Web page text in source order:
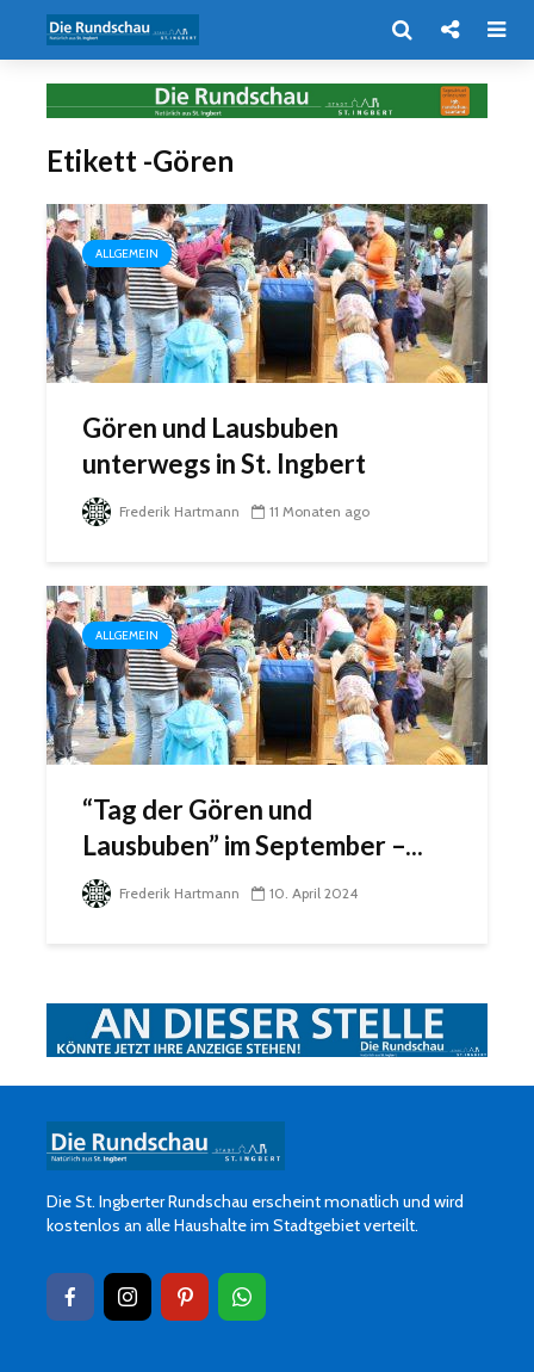
Etikett -Gören
ALLGEMEIN
Gören und Lausbuben
unterwegs in St. Ingbert
Frederik Hartmann 11 Monaten ago
ALLGEMEIN
“Tag der Gören und
Lausbuben” im September –...
Frederik Hartmann 10. April 2024
Die St. Ingberter Rundschau erscheint monatlich und wird
kostenlos an alle Haushalte im Stadtgebiet verteilt.